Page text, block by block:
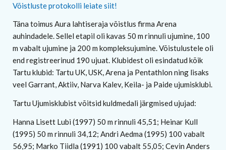
Võistluste protokolli leiate siit!
Täna toimus Aura lahtiseraja võistlus firma Arena
auhindadele. Sellel etapil oli kavas 50 m rinnuli ujumine, 100
m vabalt ujumine ja 200 m kompleksujumine. Võistulustele oli
end registreerinud 190 ujuat. Klubidest oli esindatud kõik
Tartu klubid: Tartu UK, USK, Arena ja Pentathlon ning lisaks
veel Garrant, Aktiiv, Narva Kalev, Keila- ja Paide ujumisklubi.
Tartu Ujumisklubist võitsid kuldmedali järgmised ujujad:
Hanna Lisett Lubi (1997) 50 m rinnuli 45,51; Heinar Kull
(1995) 50 m rinnuli 34,12; Andri Aedma (1995) 100 vabalt
56,95; Marko Tiidla (1991) 100 vabalt 55,05; Cevin Anders